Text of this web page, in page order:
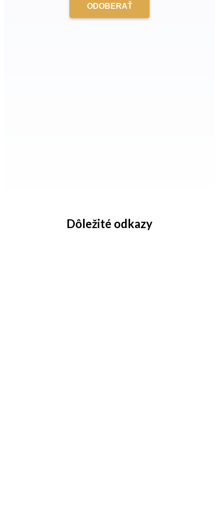
Dôležité odkazy